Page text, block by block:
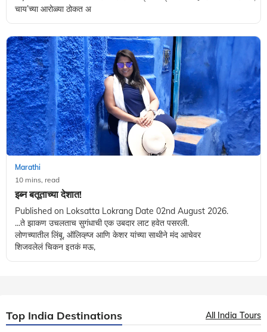
चाय‌’च्या आरोळ्या ठोकत अ
Marathi
10 mins, read
इब्न बतूताच्या देशात!
Published on Loksatta Lokrang Date 02nd August 2026.
...ते झाकण उचलताच सुगंधाची एक उबदार लाट हवेत पसरली.
लोणच्यातील लिंबू, ऑलिव्ह्ज आणि केशर यांच्या साथीने मंद आचेवर
शिजवलेलं चिकन इतकं मऊ,
Top India Destinations All India Tours